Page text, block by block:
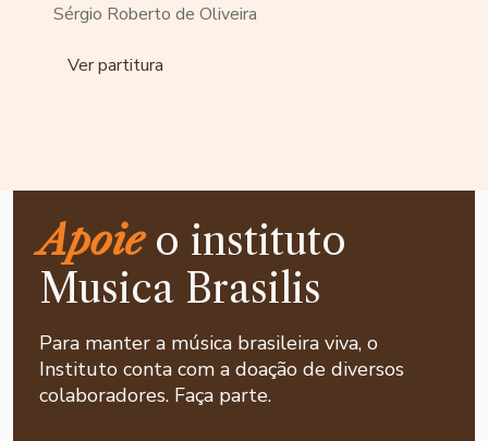
Sérgio Roberto de Oliveira
Ver partitura
Apoieo instituto
Musica Brasilis
Para manter a música brasileira viva, o
Instituto conta com a doação de diversos
colaboradores. Faça parte.